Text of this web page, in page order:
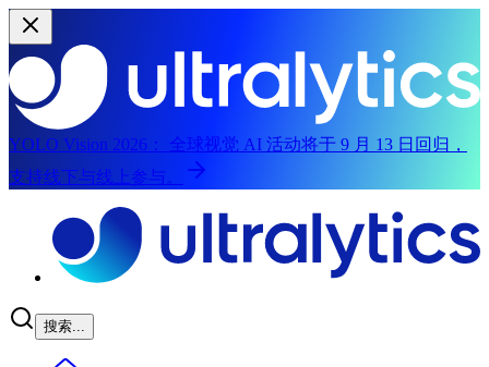
YOLO Vision 2026：
全球视觉 AI 活动将于 9 月 13 日回归，
支持线下与线上参与。
搜索...